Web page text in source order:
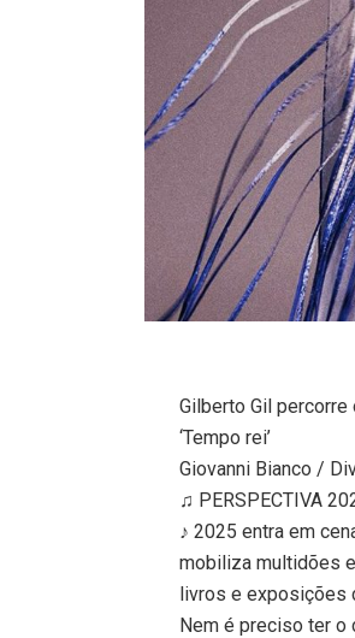
Gilberto Gil
‘Tempo rei’
Giovanni Bianco /
♫ PERSPECTIVA
♪ 2025 entra em
mobiliza multidões
livros e exposições
Nem é preciso ter o